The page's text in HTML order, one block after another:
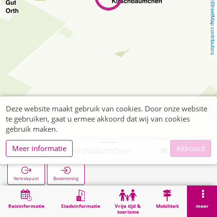
OpenStreetMap contributors
Reisinformatie Stadsinformatie
Vrije tijd &
toerisme
Mobiliteit meer
Laurensberg Kirchbäumchen
Vertrekpunt Bestemming
Zoekopracht Laurensberg Kirchbäumchen
Deze website maakt gebruik van cookies. Door onze website
te gebruiken, gaat u ermee akkoord dat wij van cookies
gebruik maken.
Meer informatie
Akkoord